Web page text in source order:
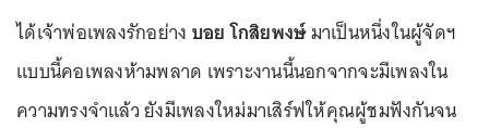
ได้เจ้าพ่อเพลงรักอย่าง บอย โกสิยพงษ์มาเป็นหนึ่งในผู้จัดฯ
แบบนี้คอเพลงห้ามพลาด เพราะงานนี้นอกจากจะมีเพลงใน
ความทรงจำแล้ว ยังมีเพลงใหม่มาเสิร์ฟให้คุณผู้ชมฟังกันจน